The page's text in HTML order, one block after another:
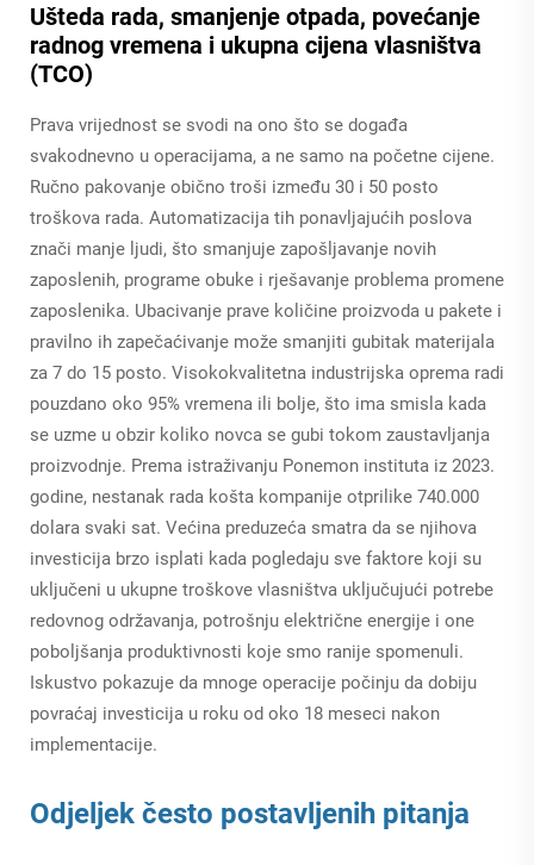
Ušteda rada, smanjenje otpada, povećanje
radnog vremena i ukupna cijena vlasništva
(TCO)
Prava vrijednost se svodi na ono što se događa
svakodnevno u operacijama, a ne samo na početne cijene.
Ručno pakovanje obično troši između 30 i 50 posto
troškova rada. Automatizacija tih ponavljajućih poslova
znači manje ljudi, što smanjuje zapošljavanje novih
zaposlenih, programe obuke i rješavanje problema promene
zaposlenika. Ubacivanje prave količine proizvoda u pakete i
pravilno ih zapečaćivanje može smanjiti gubitak materijala
za 7 do 15 posto. Visokokvalitetna industrijska oprema radi
pouzdano oko 95% vremena ili bolje, što ima smisla kada
se uzme u obzir koliko novca se gubi tokom zaustavljanja
proizvodnje. Prema istraživanju Ponemon instituta iz 2023.
godine, nestanak rada košta kompanije otprilike 740.000
dolara svaki sat. Većina preduzeća smatra da se njihova
investicija brzo isplati kada pogledaju sve faktore koji su
uključeni u ukupne troškove vlasništva uključujući potrebe
redovnog održavanja, potrošnju električne energije i one
poboljšanja produktivnosti koje smo ranije spomenuli.
Iskustvo pokazuje da mnoge operacije počinju da dobiju
povraćaj investicija u roku od oko 18 meseci nakon
implementacije.
Odjeljek često postavljenih pitanja